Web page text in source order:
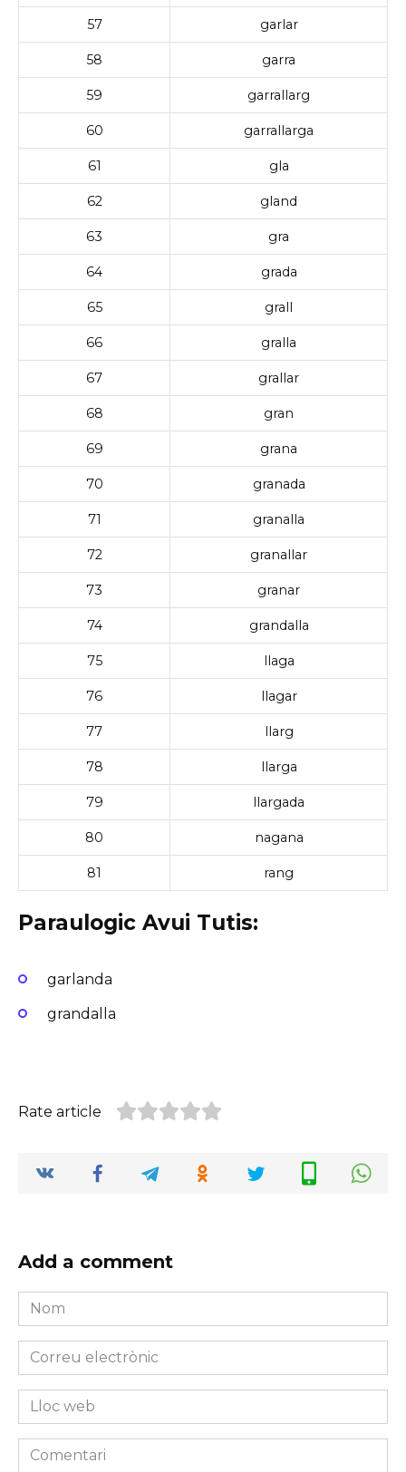
57 garlar
58 garra
59 garrallarg
60 garrallarga
61 gla
62 gland
63 gra
64 grada
65 grall
66 gralla
67 grallar
68 gran
69 grana
70 granada
71 granalla
72 granallar
73 granar
74 grandalla
75 llaga
76 llagar
77 llarg
78 llarga
79 llargada
80 nagana
81 rang
Paraulogic Avui Tutis:
garlanda
grandalla
Rate article
Add a comment
Nom
*
Correu
electrònic
*Lloc
web
Comentari